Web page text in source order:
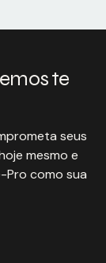
te
seus
mesmo e
Pro como sua